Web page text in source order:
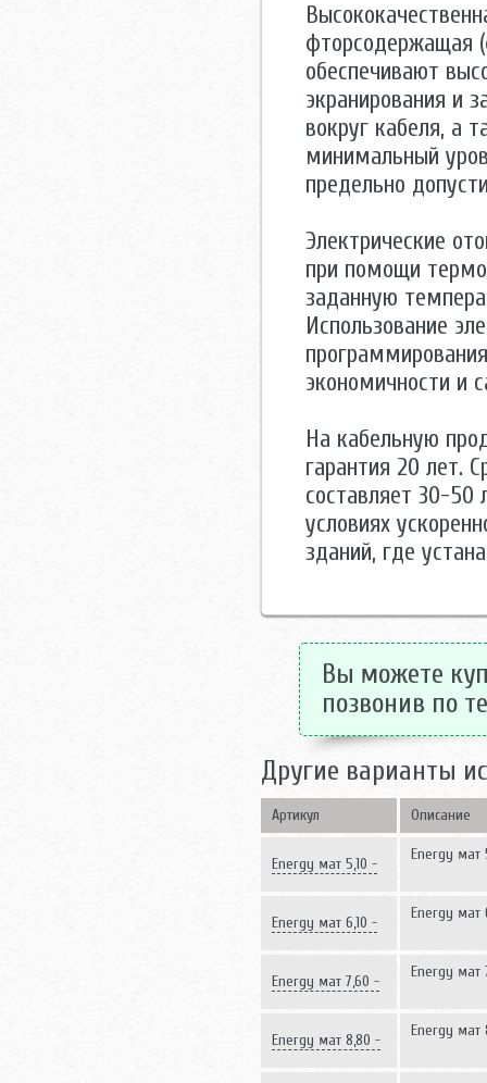
фторсодержащая
обеспечивают
экранирования и
вокруг кабеля, а
минимальный
предельно
Электрические
при помощи
заданную
Использование
экономичности и
На кабельную
гарантия 20 лет.
составляет 30-50
условиях
зданий, где
Вы можете
позвонив по
Другие варианты
Артикул Описание
Energy мат 5,10 -
Energy мат
Energy мат 6,10 -
Energy мат
Energy мат 7,60 -
Energy мат
Energy мат 8,80 -
Energy мат